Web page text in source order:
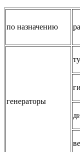
по назначению
генераторы